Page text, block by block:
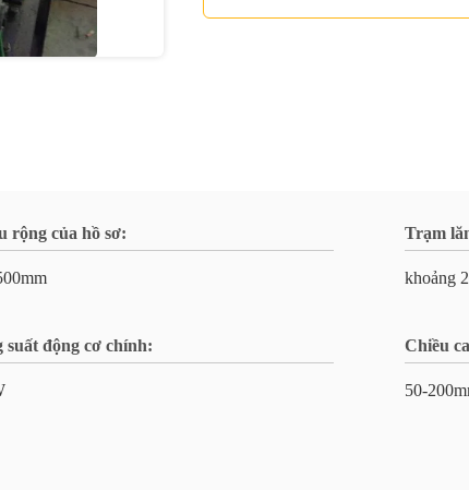
rộng của hồ sơ: Trạm
khoảng
suất động cơ chính: Chiều
50-